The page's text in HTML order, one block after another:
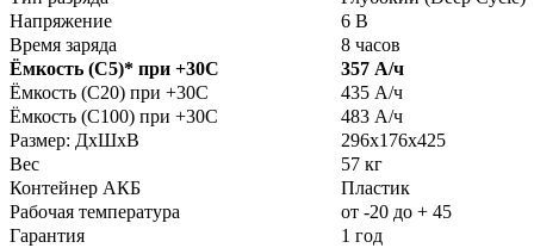
Напряжение
6 В
Время заряда
8 часов
Ёмкость (С5)* при +30С
357 А/ч
Ёмкость (С20) при +30С
435 А/ч
Ёмкость (С100) при +30С
483 А/ч
Размер: ДхШхВ
296х176х425
Вес
57 кг
Контейнер АКБ
Пластик
Рабочая температура
от -20 до + 45
Гарантия
1 год